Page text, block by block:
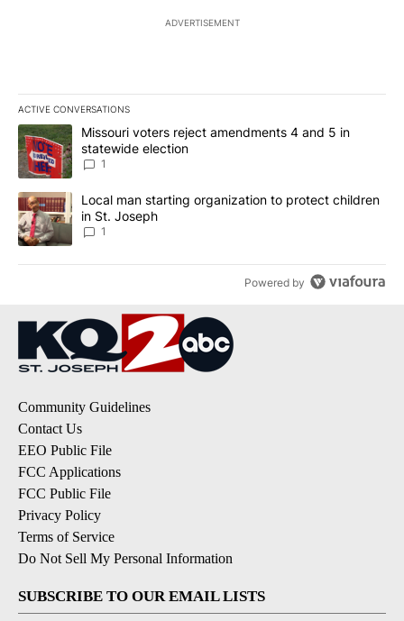
ADVERTISEMENT
ACTIVE CONVERSATIONS
The following is a list of the most commented articles in the last
A trending article titled "Missouri voters reject amendments 4
Missouri voters reject amendments 4 and 5 in
statewide election
1
A trending article titled "Local man starting organization to
Local man starting organization to protect children
in St. Joseph
1
Powered by
Community Guidelines
Contact Us
EEO Public File
FCC Applications
FCC Public File
Privacy Policy
Terms of Service
Do Not Sell My Personal Information
SUBSCRIBE TO OUR EMAIL LISTS